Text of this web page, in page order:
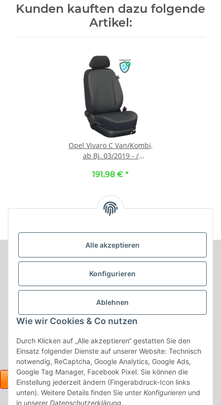
Alle akzeptieren
Konfigurieren
Ablehnen
Wie wir Cookies & Co nutzen
Durch Klicken auf „Alle akzeptieren“ gestatten Sie den
Einsatz folgender Dienste auf unserer Website: Technisch
notwendig, ReCaptcha, Google Analytics, Google Ads,
Google Tag Manager, Facebook Pixel. Sie können die
Einstellung jederzeit ändern (Fingerabdruck-Icon links
unten). Weitere Details finden Sie unter Konfigurieren und
in unserer Datenschutzerklärung.
Kunden kauften dazu folgende
Artikel:
Opel Vivaro C Van/Kombi,
ab Bj. 03/2019 - /
Rücksitzbezug 2. Reihe ::
Kunstleder schwarz
191,98 € *
Informationen
Produkt Informationen
Shop Informationen
Gesetzliche Informationen